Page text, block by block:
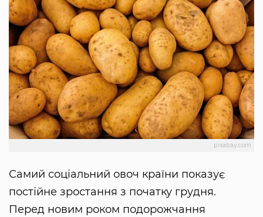
pixabay.com
Самий соціальний овоч країни показує
постійне зростання з початку грудня.
Перед новим роком подорожчання